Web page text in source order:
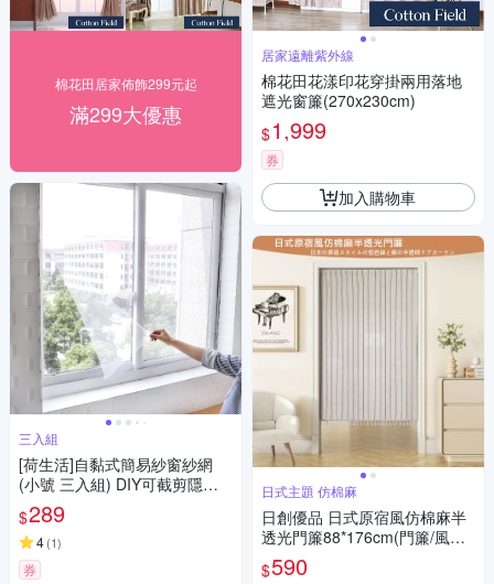
棉花田居家佈飾299元起
滿299大優惠
三入組
[荷生活]自黏式簡易紗窗紗網
(小號 三入組) DIY可截剪隱形
紗窗 附魔術貼
$289
4(1)
券
居家遠離紫外線
棉花田花漾印花穿掛兩用落地
遮光窗簾(270x230cm)
$1,999
券
加入購物車
日式主題 仿棉麻
日創優品 日式原宿風仿棉麻半
透光門簾88*176cm(門簾/風水
簾/窗簾/窗紗/長門簾/隔簾)
$590